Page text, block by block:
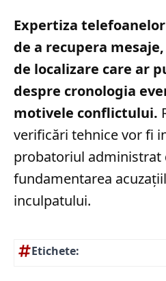
Expertiza
de a recupera
de localizare care ar
despre cronologia
motivele conflictului.
verificări tehnice vor fi
probatoriul
fundamentarea
inculpatului.
Etichete: